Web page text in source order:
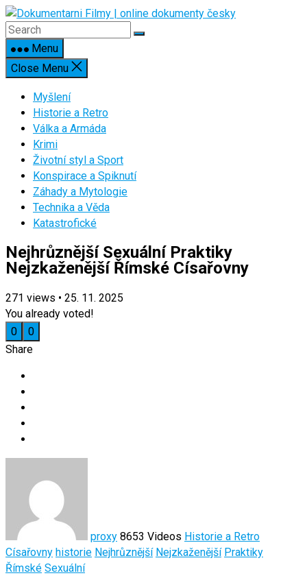
Skip
to
contentMenu
Close Menu
Myšlení
Historie a Retro
Válka a Armáda
Krimi
Životní styl a Sport
Konspirace a Spiknutí
Záhady a Mytologie
Technika a Věda
Katastrofické
Nejhrůznější Sexuální Praktiky
Nejzkaženější Římské Císařovny
271 views • 25. 11. 2025
You already voted!
0
0
Share
proxy 8653 Videos Historie a Retro
Císařovny historie Nejhrůznější Nejzkaženější Praktiky
Římské Sexuální